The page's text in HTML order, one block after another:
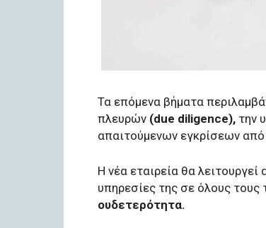
Τα επόμενα βήματα
πλευρών (due diligence), την
απαιτούμενων εγκρίσεων από
Η νέα εταιρεία θα
υπηρεσίες της σε όλους τους
ουδετερότητα.